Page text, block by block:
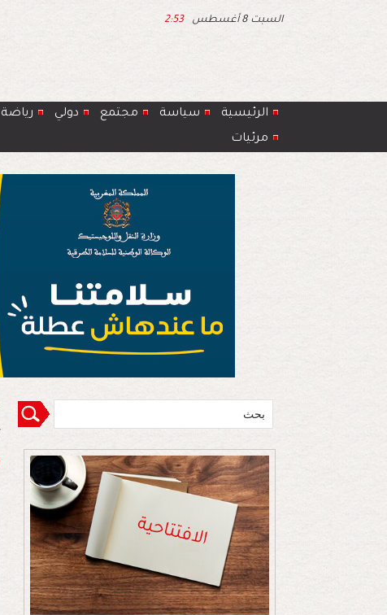
السبت 8 أغسطس 2:53
الرئيسية سياسة مجتمع دولي رياضة
مرئيات